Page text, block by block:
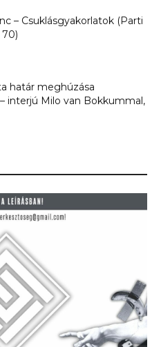
– Csuklásgyakorlatok (Parti
határ meghúzása
interjú Milo van Bokkummal,